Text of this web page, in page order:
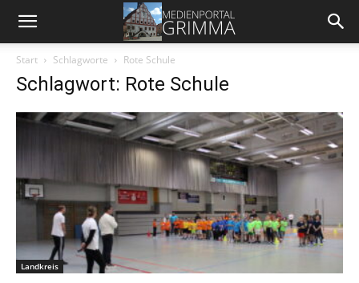
Start Schlagworte Rote Schule
Schlagwort: Rote Schule
Landkreis